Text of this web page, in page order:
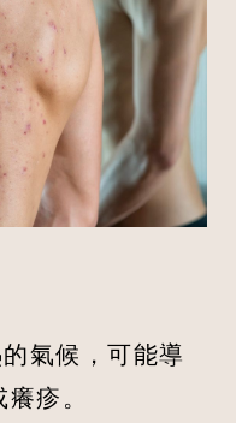
氣候，可能導
疹。